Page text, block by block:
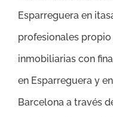
Esparreguera en
profesionales
inmobiliarias con
en Esparreguera y
Barcelona a través